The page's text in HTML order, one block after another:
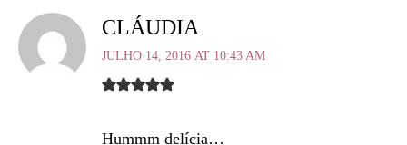
CLÁUDIA
JULHO 14, 2016 AT 10:43 AM
Hummm delícia…